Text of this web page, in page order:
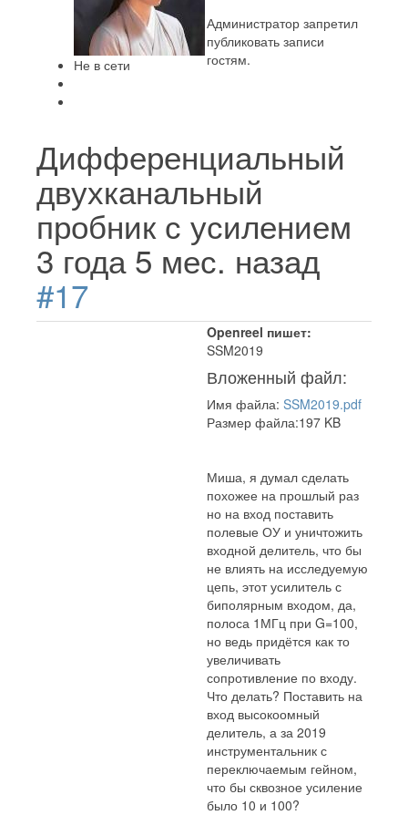
Не в сети
Администратор запретил
публиковать записи
гостям.
Дифференциальный
двухканальный
пробник с усилением
3 года 5 мес. назад
#17
Openreel пишет:
SSM2019
Вложенный файл:
Имя файла: SSM2019.pdf
Размер файла:197 KB
Миша, я думал сделать
похожее на прошлый раз
но на вход поставить
полевые ОУ и уничтожить
входной делитель, что бы
не влиять на исследуемую
цепь, этот усилитель с
биполярным входом, да,
полоса 1МГц при G=100,
но ведь придётся как то
увеличивать
сопротивление по входу.
Что делать? Поставить на
вход высокоомный
делитель, а за 2019
инструментальник с
переключаемым гейном,
что бы сквозное усиление
было 10 и 100?